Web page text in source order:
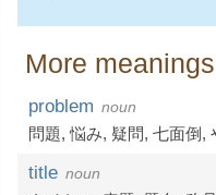
More
problem noun
問題,悩み, 疑問, 七面倒,
title noun